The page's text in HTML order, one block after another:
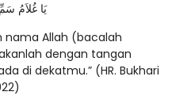
يَا غُلاَمُ
nama Allah (bacalah
dengan tangan
di dekatmu.” (HR. Bukhari